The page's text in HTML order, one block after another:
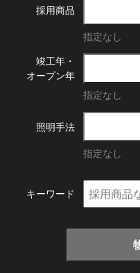
採用商品
指定なし
竣工年・
オープン年
指定なし
照明手法
指定なし
キーワード